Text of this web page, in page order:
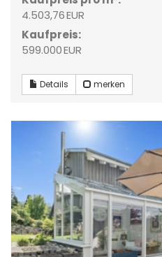
4.503,76 EUR
Kaufpreis:
599.000 EUR
Details merken